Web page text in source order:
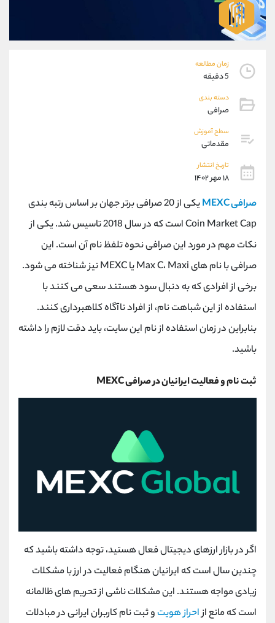
زمان مطالعه
5 دقیقه
دسته بندی
صرافی
سطح آموزش
مقدماتی
تاریخ انتشار
۱۸ مهر ۱۴۰۲
صرافی MEXC
یکی از 20 صرافی برتر جهان بر اساس رتبه بندی
Coin Market Cap است که در سال 2018 تاسیس شد. یکی از
نکات مهم در مورد این صرافی نحوه تلفظ نام آن است. این
صرافی با نام های Max C، Maxi یا MEXC نیز شناخته می شود.
برخی از افرادی که به دنبال سود هستند سعی می کنند با
استفاده از این شباهت نام، از افراد ناآگاه کلاهبرداری کنند.
بنابراین در زمان استفاده از نام این سایت، باید دقت لازم را داشته
باشید.
ثبت نام و فعالیت ایرانیان در صرافی MEXC
اگر در بازار ارزهای دیجیتال فعال هستید، توجه داشته باشید که
چندین سال است که ایرانیان هنگام فعالیت در ارز با مشکلات
زیادی مواجه هستند. این مشکلات ناشی از تحریم های ظالمانه
است که مانع ازاحراز هویت و ثبت نام کاربران ایرانی در مبادلات
واتساپ
تلگرام
پشتیبان فروش
موبایل
اطلاعات تماس
تلفن 021-22021030
تلفن 021-22021040
اینستاگرام @alireza.mehrabii
کانال تلگرام @alirezamehrabi_com
@alirezamehrabi_official